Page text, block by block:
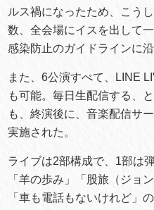
ルス禍になったため、こう
数、全会場にイスを出して
感染防止のガイドラインに
また、6公演すべて、LINE
も可能。毎日生配信する、
も、終演後に、音楽配信サ
実施された。
ライブは2部構成で、1部は
「羊の歩み」「股旅（ジョ
「車も電話もないけれど」